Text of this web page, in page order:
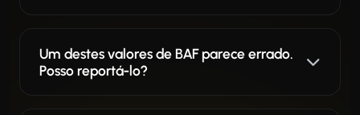
Um destes valores de BAF parece errado.
Posso reportá-lo?